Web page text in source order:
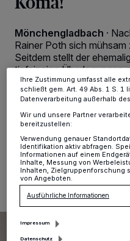
Mönchengladbach ·
Rainer Poth sich
Seitdem stellt der
tiefsinnige Überlegungen
Gedanken Bücher. Mit
Prosa zu Lyrik
12.07.2022 , 11:12 Uhr 2
Zwecke. Wenn Tracker
ändern oder Ihre Einwilligung
Einstellungen oder Ablehnen
Ihre Einstellungen gelten
Informationen finden Sie in
Ihre Zustimmung umfasst alle
schließt gem. Art. 49 Abs. 1 S. 1
Datenverarbeitung außerhalb
Wir und unsere Partner
bereitzustellen:
Verwendung genauer
Identifikation aktiv abfragen.
Informationen auf einem
Inhalte, Messung von
Inhalten, Zielgruppenforschung
von Angeboten.
Ausführliche Informationen
Impressum
Datenschutz